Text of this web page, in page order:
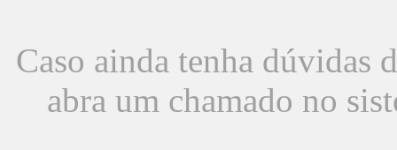
Caso ainda tenha dúvidas
abra um chamado no